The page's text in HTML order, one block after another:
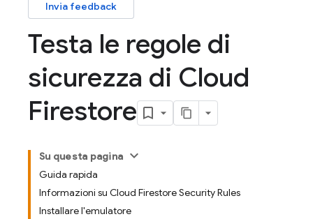
Invia feedback
Testa le regole di
sicurezza di Cloud
Firestore
Su questa pagina
Guida rapida
Informazioni su Cloud Firestore Security Rules
Installare l'emulatore